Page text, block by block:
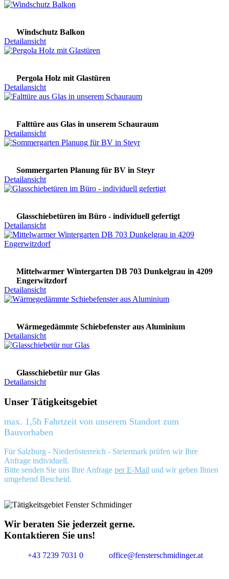
Windschutz Balkon
Detailansicht
Pergola Holz mit Glastüren
Detailansicht
Falttüre aus Glas in unserem Schauraum
Detailansicht
Sommergarten Planung für BV in Steyr
Detailansicht
Glasschiebetüren im Büro - individuell gefertigt
Detailansicht
Mittelwarmer Wintergarten DB 703 Dunkelgrau in 4209
Engerwitzdorf
Detailansicht
Wärmegedämmte Schiebefenster aus Aluminium
Detailansicht
Glasschiebetür nur Glas
Detailansicht
Unser Tätigkeitsgebiet
max. 1,5h Fahrtzeit von unserem Standort zum
Bauvorhaben
Für Salzburg - Niederösterreich - Steiermark prüfen wir Ihre
Anfrage individuell.
Bitte senden Sie uns Ihre Anfrage per E-Mail und wir geben Ihnen
umgehend Bescheid.
Wir beraten Sie jederzeit gerne.
Kontaktieren Sie uns!
+43 7239 7031 0 office@fensterschmidinger.at